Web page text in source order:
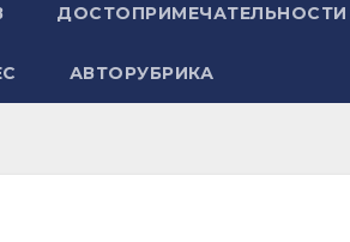
ДОСТОПРИМЕЧАТЕЛЬНОСТИ
АВТОРУБРИКА